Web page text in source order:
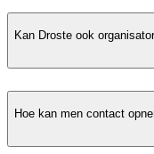
Kan Droste ook
Hoe kan men contact